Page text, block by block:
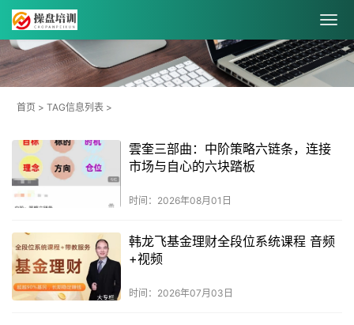
首页 > TAG信息列表 >
雲奎三部曲：中阶策略六链条，连接
市场与自心的六块踏板
时间：2026年08月01日
韩龙飞基金理财全段位系统课程 音频
+视频
时间：2026年07月03日